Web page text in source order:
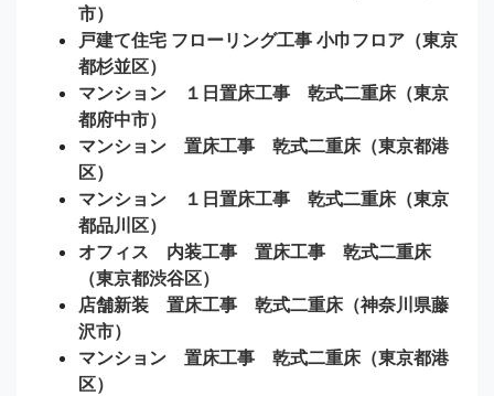
市）
戸建て住宅 フローリング工事 小巾フロア（東京
都杉並区）
マンション １日置床工事 乾式二重床（東京
都府中市）
マンション 置床工事 乾式二重床（東京都港
区）
マンション １日置床工事 乾式二重床（東京
都品川区）
オフィス 内装工事 置床工事 乾式二重床
（東京都渋谷区）
店舗新装 置床工事 乾式二重床（神奈川県藤
沢市）
マンション 置床工事 乾式二重床（東京都港
区）